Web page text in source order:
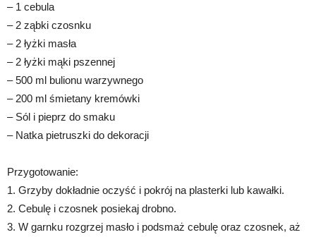
– 1 cebula
– 2 ząbki czosnku
– 2 łyżki masła
– 2 łyżki mąki pszennej
– 500 ml bulionu warzywnego
– 200 ml śmietany kremówki
– Sól i pieprz do smaku
– Natka pietruszki do dekoracji
Przygotowanie:
1. Grzyby dokładnie oczyść i pokrój na plasterki lub kawałki.
2. Cebulę i czosnek posiekaj drobno.
3. W garnku rozgrzej masło i podsmaż cebulę oraz czosnek, aż